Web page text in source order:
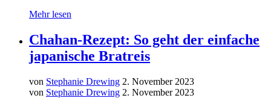
Mehr lesen
Chahan-Rezept: So geht der einfache
japanische Bratreis
von Stephanie Drewing 2. November 2023
von Stephanie Drewing 2. November 2023